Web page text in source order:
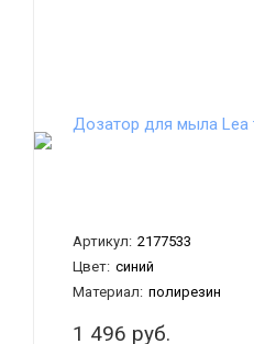
Дозатор для мыла Lea
Артикул: 2177533
Цвет: синий
Материал: полирезин
1 496 руб.